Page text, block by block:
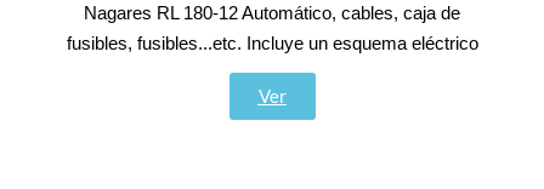
Nagares RL 180-12 Automático, cables, caja de
fusibles, fusibles...etc. Incluye un esquema eléctrico
Ver